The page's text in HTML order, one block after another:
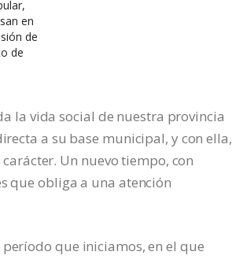
en
de
de
la vida social de nuestra provincia
a su base municipal, y con ella,
Un nuevo tiempo, con
que obliga a una atención
que iniciamos, en el que